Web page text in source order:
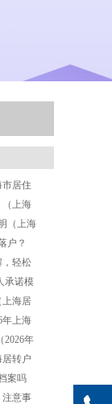
居住
上海
（上海
户？
）轻松
程详
承诺模
海居
年上海
程）
2026年
件流
转户
案吗
意事